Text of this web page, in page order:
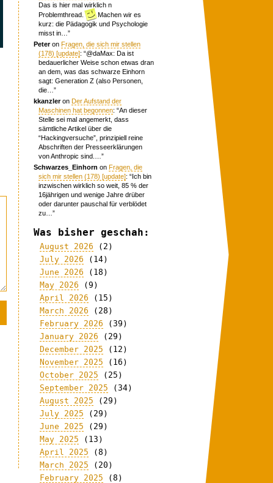
Das is hier mal wirklich n
Problemthread.
Machen wir es
kurz: die Pädagogik und Psychologie
misst in… ”
PeteronFragen, die sich mir stellen
(178) [update]: “@daMax: Da ist
bedauerlicher Weise schon etwas dran
an dem, was das schwarze Einhorn
sagt: Generation Z (also Personen,
die… ”
kkanzleronDer Aufstand der
Maschinen hat begonnen: “An dieser
Stelle sei mal angemerkt, dass
sämtliche Artikel über die
“Hackingversuche”, prinzipiell reine
Abschriften der Presseerklärungen
von Anthropic sind.… ”
Schwarzes_Einhorn onFragen, die
sich mir stellen (178) [update]: “Ich bin
inzwischen wirklich so weit, 85 % der
16jährigen und wenige Jahre drüber
oder darunter pauschal für verblödet
zu… ”
Was bisher geschah:
August 2026 (2)
July 2026 (14)
June 2026 (18)
May 2026 (9)
April 2026 (15)
March 2026 (28)
February 2026 (39)
January 2026 (29)
December 2025 (12)
November 2025 (16)
October 2025 (25)
September 2025 (34)
August 2025 (29)
July 2025 (29)
June 2025 (29)
May 2025 (13)
April 2025 (8)
March 2025 (20)
February 2025 (8)